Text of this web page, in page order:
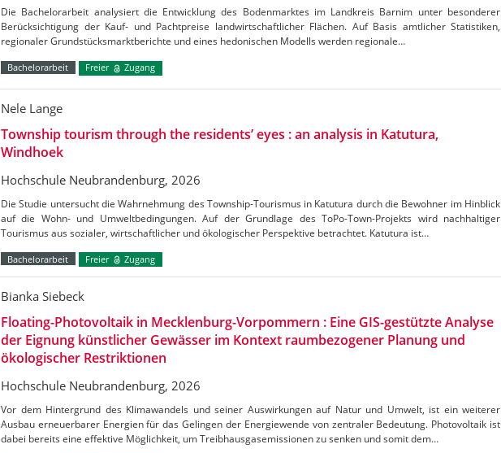
Die Bachelorarbeit analysiert die Entwicklung des Bodenmarktes im Landkreis Barnim unter besonderer
Berücksichtigung der Kauf- und Pachtpreise landwirtschaftlicher Flächen. Auf Basis amtlicher Statistiken,
regionaler Grundstücksmarktberichte und eines hedonischen Modells werden regionale…
Bachelorarbeit Freier Zugang
Nele Lange
Township tourism through the residents’ eyes : an analysis in Katutura,
Windhoek
Hochschule Neubrandenburg, 2026
Die Studie untersucht die Wahrnehmung des Township-Tourismus in Katutura durch die Bewohner im Hinblick
auf die Wohn- und Umweltbedingungen. Auf der Grundlage des ToPo-Town-Projekts wird nachhaltiger
Tourismus aus sozialer, wirtschaftlicher und ökologischer Perspektive betrachtet. Katutura ist…
Bachelorarbeit Freier Zugang
Bianka Siebeck
Floating-Photovoltaik in Mecklenburg-Vorpommern : Eine GIS-gestützte Analyse
der Eignung künstlicher Gewässer im Kontext raumbezogener Planung und
ökologischer Restriktionen
Hochschule Neubrandenburg, 2026
Vor dem Hintergrund des Klimawandels und seiner Auswirkungen auf Natur und Umwelt, ist ein weiterer
Ausbau erneuerbarer Energien für das Gelingen der Energiewende von zentraler Bedeutung. Photovoltaik ist
dabei bereits eine effektive Möglichkeit, um Treibhausgasemissionen zu senken und somit dem…